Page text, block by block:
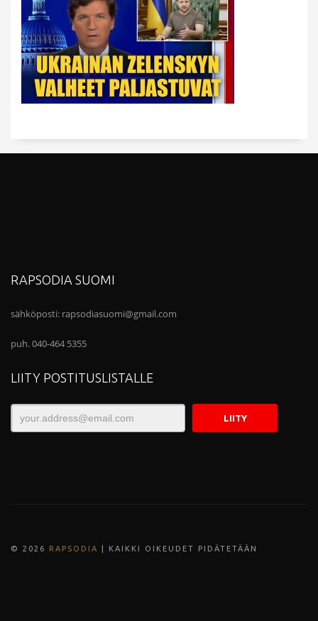
RAPSODIA SUOMI
sähköposti: rapsodiasuomi@gmail.com
puh. 040-464 5355
LIITY POSTITUSLISTALLE
© 202 6 RAPSODIA | KAIKKI OIKEUDET PIDÄTETÄÄN